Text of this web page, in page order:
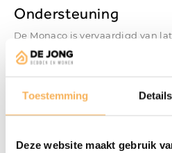
Toestemming Details
Deze website maakt gebruik
Ondersteuning
De Monaco is vervaardigd van
heeft. Het kussen is vormvast
hoeft u uw kussen niet meer op
inkepingen in het onder- en